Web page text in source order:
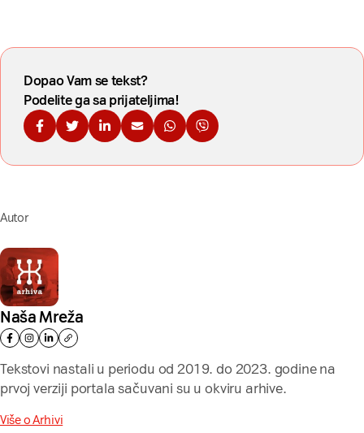
Dopao Vam se tekst?
Podelite ga sa prijateljima!
Podelite na Fejsbuku
Podelite na Tviteru
Podelite na Linkdinu
Podelite na imejl
Podelite na WhatsApp
Podelite na Viberu
Autor
Naša Mreža
Tekstovi nastali u periodu od 2019. do 2023. godine na
prvoj verziji portala sačuvani su u okviru arhive.
Više o Arhivi